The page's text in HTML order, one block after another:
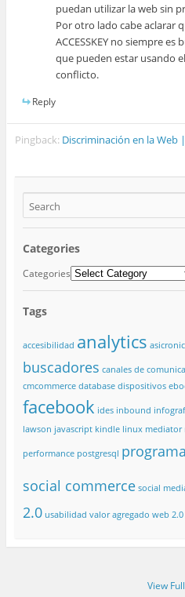
puedan utilizar la web sin
Por otro lado cabe aclarar
ACCESSKEY no siempre
que pueden estar usando
conflicto.
Reply
Pingback: Discriminación en la Web
Categories
Categories
Tags
accesibilidad analytics
buscadores canales de
cmcommerce database dispositivos
facebook ides inbound
lawson javascript kindle linux mediator
performance postgresql
social commerce social
2.0 usabilidad valor agregado web 2.0
View